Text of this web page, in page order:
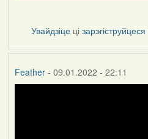
Увайдзіце цізарэгіструйцеся
Feather- 09.01.2022 - 22:11